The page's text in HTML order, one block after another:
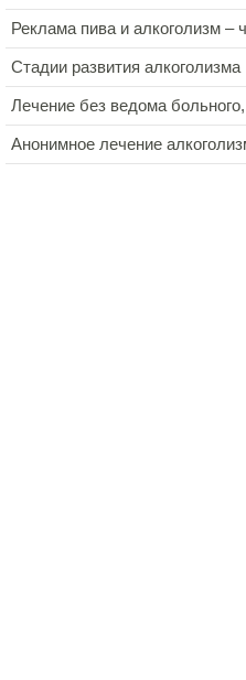
Реклама пива и алкоголизм –
Стадии развития алкоголизма
Лечение без ведома
Анонимное лечение